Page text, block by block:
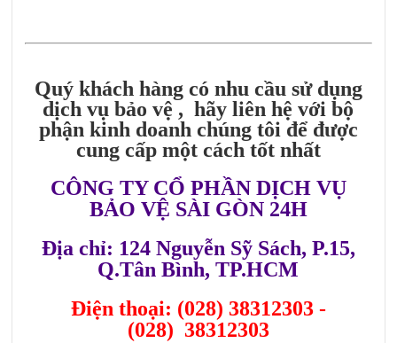
Quý khách hàng có nhu cầu sử dụng
dịch vụ bảo vệ , hãy liên hệ với bộ
phận kinh doanh chúng tôi để được
cung cấp một cách tốt nhất
CÔNG TY CỔ PHẦN DỊCH VỤ
BẢO VỆ SÀI GÒN 24H
Địa chỉ: 124 Nguyễn Sỹ Sách, P.15,
Q.Tân Bình, TP.HCM
Điện thoại: (028) 38312303 -
(028) 38312303